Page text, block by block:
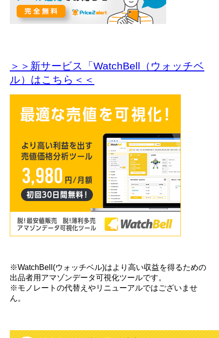
＞＞新サービス「WatchBell（ウォッチベ
ル）はこちら＜＜
※WatchBell(ウォッチベル)はより高い収益を得るための
出品者用アマゾンデータ可視化ツールです。
※モノレートの代替えやリニューアルではございませ
ん。